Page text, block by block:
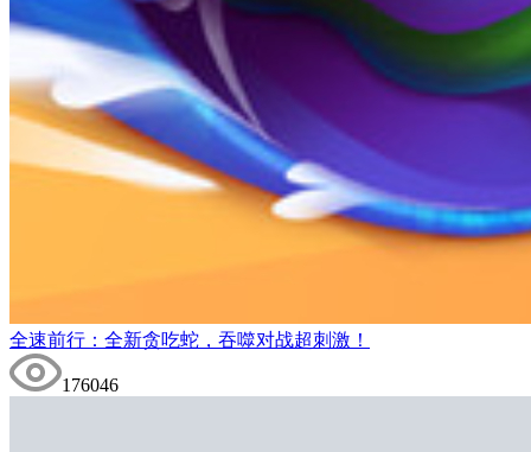
全速前行：全新贪吃蛇，吞噬对战超刺激！
176046